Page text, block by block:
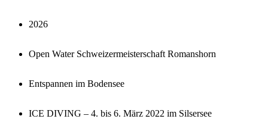
2026
Open Water Schweizermeisterschaft Romanshorn
Entspannen im Bodensee
ICE DIVING – 4. bis 6. März 2022 im Silsersee